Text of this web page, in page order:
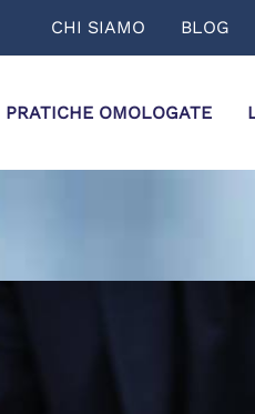
CHI SIAMO BLOG
PRATICHE OMOLOGATE